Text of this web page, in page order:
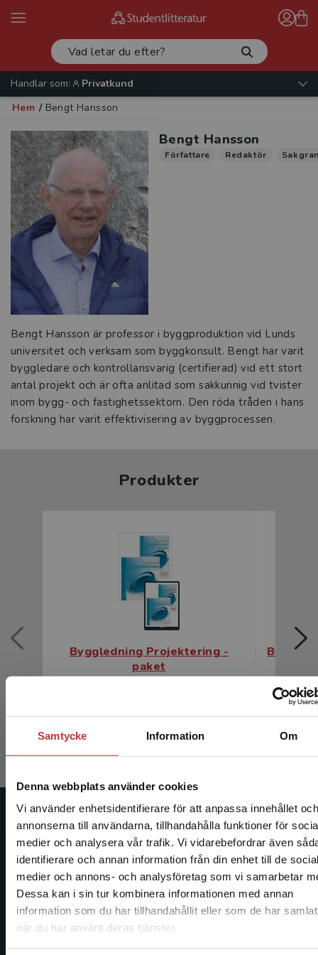
Samtycke Information Om
Denna webbplats använder cookies
Vi använder enhetsidentifierare för att anpassa innehållet och
annonserna till användarna, tillhandahålla funktioner för
medier och analysera vår trafik. Vi vidarebefordrar även
identifierare och annan information från din enhet till de
medier och annons- och analysföretag som vi samarbetar
Dessa kan i sin tur kombinera informationen med annan
information som du har tillhandahållit eller som de har
när du har använt deras tjänster.
Begränsad fraktregion
Det verkar som att du besöker studentlitteratur.se via
Handlar som:
Privatkund
Hem / Bengt Hansson
Bengt Hansson
Författare Redaktör
Bengt Hansson är professor i byggproduktion vid Lunds
universitet och verksam som byggkonsult. Bengt har varit
byggledare och kontrollansvarig (certifierad) vid ett stort
antal projekt och är ofta anlitad som sakkunnig vid tvister
inom bygg- och fastighetssektorn. Den röda tråden i hans
forskning har varit effektivisering av byggprocessen.
Produkter
Byggledning Projektering -
paket
Exkl. moms: 653 kr
Exkl.
Studentlitteratur
Studentlitteratur grundades 1963 och är idag Sveriges
ledande utbildningsförlag. Med läromedel, kurslitteratur,
facklitteratur, utbildningar och digitala
informationstjänster i utbudet, finns Studentlitteratur med
längs hela kunskapsresan.